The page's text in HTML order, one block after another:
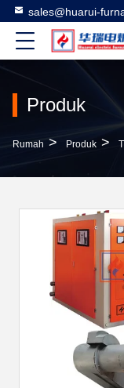
sales@huarui-
Produk
Rumah > Produk >